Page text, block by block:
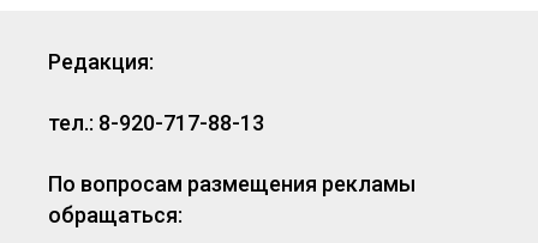
Редакция:
тел.: 8-920-717-88-13
По вопросам размещения рекламы
обращаться: